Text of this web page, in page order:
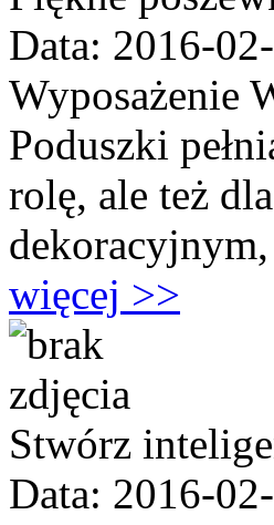
Data: 2016-
Wyposażenie
Poduszki
rolę, ale też
więcej >>
Stwórz
Data: 2016-